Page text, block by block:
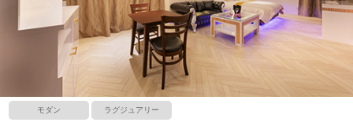
モダン ラグジュアリー